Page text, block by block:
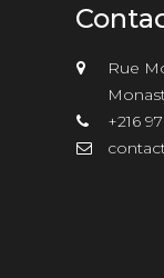
Rue
+216